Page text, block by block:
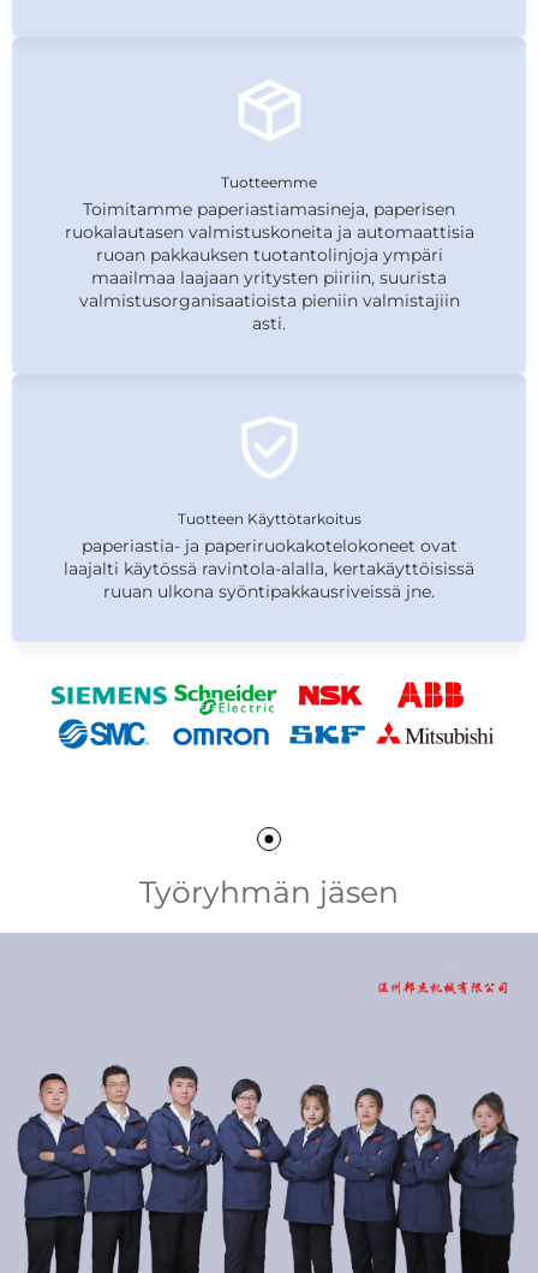
Tuotteemme
Toimitamme paperiastiamasineja, paperisen
ruokalautasen valmistuskoneita ja automaattisia
ruoan pakkauksen tuotantolinjoja ympäri
maailmaa laajaan yritysten piiriin, suurista
valmistusorganisaatioista pieniin valmistajiin
asti.
Tuotteen Käyttötarkoitus
paperiastia- ja paperiruokakotelokoneet ovat
laajalti käytössä ravintola-alalla, kertakäyttöisissä
ruuan ulkona syöntipakkausriveissä jne.
Työryhmän jäsen